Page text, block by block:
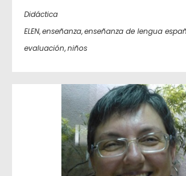
Didáctica
ELEN,enseñanza,enseñanza de lengua
evaluación,niños